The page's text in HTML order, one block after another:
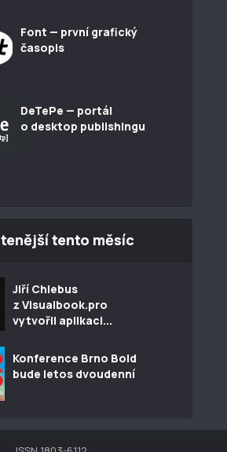
Font — první grafický
časopis
DeTePe — portál
o desktop publishingu
tento měsíc
Jiří Chlebus
z Visualbook.pro
vytvořil aplikaci...
Konference Brno Bold
bude letos dvoudenní